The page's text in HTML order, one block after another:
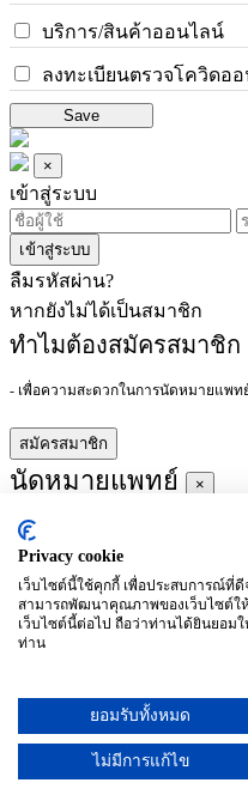
บริการ/สินค้าออนไลน์
ลงทะเบียนตรวจโควิดอ
Save
×
เข้าสู่ระบบ
เข้าสู่ระบบ
ลืมรหัสผ่าน?
หากยังไม่ได้เป็นสมาชิก
ทำไมต้องสมัครสมาชิก
- เพื่อความสะดวกในการนัดหมายแพท
สมัครสมาชิก
นัดหมายแพทย์ ×
ผู้ชำนาญการ
ประจำ :
อาทิตย์
จันทร์
(27/09)
อังคาร
(28/09)
Privacy cookie
เว็บไซต์นี้ใช้คุกกี้ เพื่อประสบการณ์ที่ดี
สามารถพัฒนาคุณภาพของเว็บไซต์ใ
เว็บไซต์นี้ต่อไป ถือว่าท่านได้ยินยอมใ
ท่าน
ยอมรับทั้งหมด
ไม่มีการแก้ไข